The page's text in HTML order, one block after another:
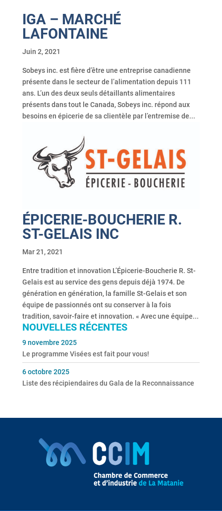
IGA – MARCHÉ
LAFONTAINE
Juin 2, 2021
Sobeys inc. est fière d’être une entreprise canadienne
présente dans le secteur de l’alimentation depuis 111
ans. L’un des deux seuls détaillants alimentaires
présents dans tout le Canada, Sobeys inc. répond aux
besoins en épicerie de sa clientèle par l’entremise de...
ÉPICERIE-BOUCHERIE R.
ST-GELAIS INC
Mar 21, 2021
Entre tradition et innovation L’Épicerie-Boucherie R. St-
Gelais est au service des gens depuis déjà 1974. De
génération en génération, la famille St-Gelais et son
équipe de passionnés ont su conserver à la fois
tradition, savoir-faire et innovation. « Avec une équipe...
NOUVELLES RÉCENTES
Le programme Visées est fait pour vous!
9 novembre 2025
Liste des récipiendaires du Gala de la Reconnaissance
6 octobre 2025